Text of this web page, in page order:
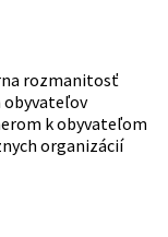
rozmanitosť
obyvateľov
k obyvateľom
organizácií